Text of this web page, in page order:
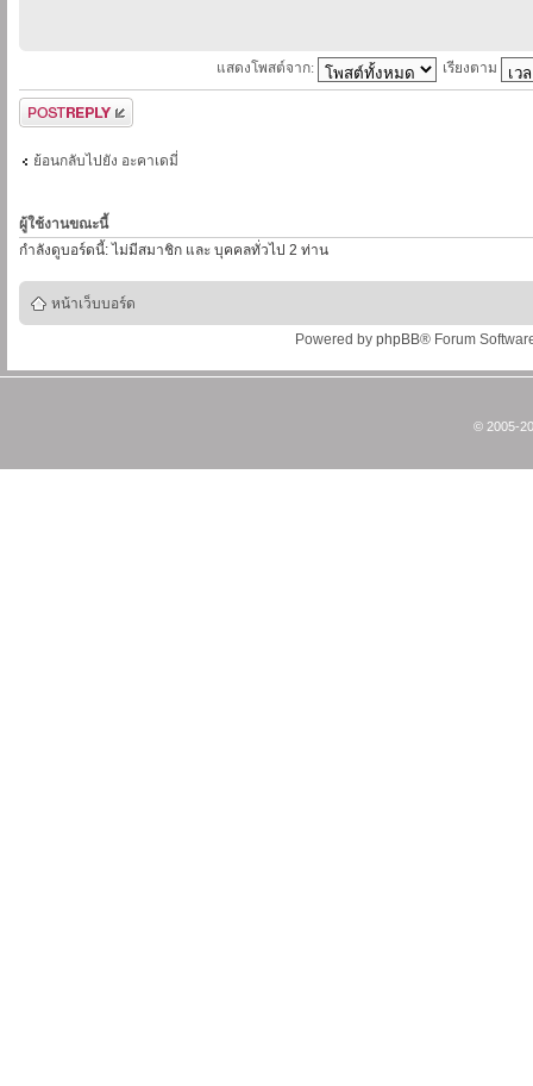
แสดงโพสต์จาก: เรียงตาม
ตอบกระทู้
ย้อนกลับไปยัง อะคาเดมี่
ผู้ใช้งานขณะนี้
กำลังดูบอร์ดนี้: ไม่มีสมาชิก และ บุคคลทั่วไป 2 ท่าน
หน้าเว็บบอร์ด
Powered by phpBB® Forum
© 2005-